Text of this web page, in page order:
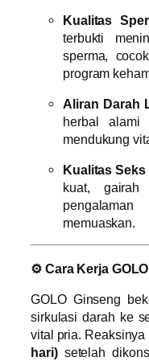
Kualitas
terbukti
sperma,
program
Aliran Darah
herbal alami
mendukung
Kualitas
kuat,
memuaskan.
⚙ Cara Kerja
GOLO Ginseng
sirkulasi darah ke
vital pria.
hari)setelah